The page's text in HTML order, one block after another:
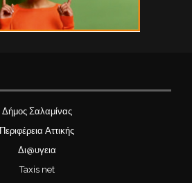
Δήμος Σαλαμίνας
Περιφέρεια Αττικής
Δι@υγεια
Taxis net